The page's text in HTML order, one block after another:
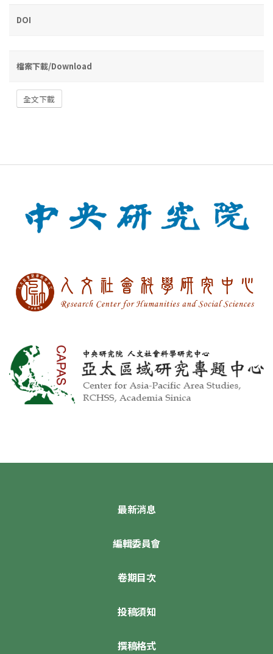
DOI
檔案下載/Download
全文下載
最新消息
編輯委員會
卷期目次
投稿須知
撰稿格式